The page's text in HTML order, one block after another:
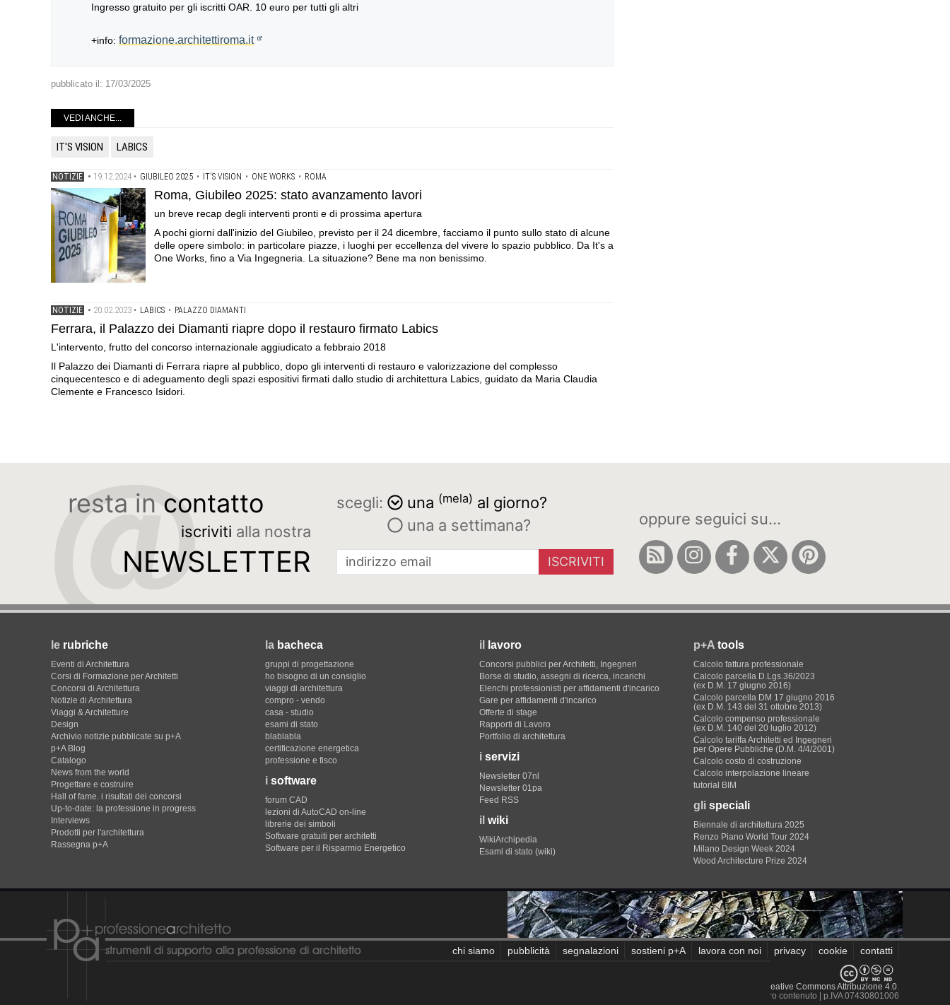
Ingresso gratuito per gli iscritti OAR. 10 euro per tutti gli altri
+info: formazione.architettiroma.it
pubblicato il: 17/03/2025
VEDI ANCHE...
IT'S VISION LABICS
NOTIZIE • 19.12.2024 • GIUBILEO 2025 • IT'S VISION • ONE WORKS • ROMA
Roma, Giubileo 2025: stato avanzamento lavori
un breve recap degli interventi pronti e di prossima apertura
A pochi giorni dall'inizio del Giubileo, previsto per il 24 dicembre, facciamo il punto sullo stato di alcune
delle opere simbolo: in particolare piazze, i luoghi per eccellenza del vivere lo spazio pubblico. Da It's a
One Works, fino a Via Ingegneria. La situazione? Bene ma non benissimo.
NOTIZIE • 20.02.2023 • LABICS • PALAZZO DIAMANTI
Ferrara, il Palazzo dei Diamanti riapre dopo il restauro firmato Labics
L'intervento, frutto del concorso internazionale aggiudicato a febbraio 2018
Il Palazzo dei Diamanti di Ferrara riapre al pubblico, dopo gli interventi di restauro e valorizzazione del complesso
cinquecentesco e di adeguamento degli spazi espositivi firmati dallo studio di architettura Labics, guidato da Maria Claudia
Clemente e Francesco Isidori.
resta in contatto
iscriviti alla nostra
NEWSLETTER
scegli: una (mela) al giorno?
una a settimana?
ISCRIVITI
oppure seguici su...
le rubriche
Eventi di Architettura
Corsi di Formazione per Architetti
Concorsi di Architettura
Notizie di Architettura
Viaggi & Architetture
Design
Archivio notizie pubblicate su p+A
p+A Blog
Catalogo
News from the world
Progettare e costruire
Hall of fame. i risultati dei concorsi
Up-to-date: la professione in progress
Interviews
Prodotti per l'architettura
Rassegna p+A
la bacheca
gruppi di progettazione
ho bisogno di un consiglio
viaggi di architettura
compro - vendo
casa - studio
esami di stato
blablabla
certificazione energetica
professione e fisco
i software
forum CAD
lezioni di AutoCAD on-line
librerie dei simboli
Software gratuiti per architetti
Software per il Risparmio Energetico
il lavoro
Concorsi pubblici per Architetti, Ingegneri
Borse di studio, assegni di ricerca, incarichi
Elenchi professionisti per affidamenti d'incarico
Gare per affidamenti d'incarico
Offerte di stage
Rapporti di Lavoro
Portfolio di architettura
i servizi
Newsletter 07nl
Newsletter 01pa
Feed RSS
il wiki
WikiArchipedia
Esami di stato (wiki)
p+A tools
Calcolo fattura professionale
Calcolo parcella D.Lgs.36/2023
(ex D.M. 17 giugno 2016)
Calcolo parcella DM 17 giugno 2016
(ex D.M. 143 del 31 ottobre 2013)
Calcolo compenso professionale
(ex D.M. 140 del 20 luglio 2012)
Calcolo tariffa Architetti ed Ingegneri
per Opere Pubbliche (D.M. 4/4/2001)
Calcolo costo di costruzione
Calcolo interpolazione lineare
tutorial BIM
gli speciali
Biennale di architettura 2025
Renzo Piano World Tour 2024
Milano Design Week 2024
Wood Architecture Prize 2024
chi siamo pubblicità segnalazioni sostieni p+A lavora con noi privacy cookie contatti
Licenza Creative Commons Attribuzione 4.0.
professioneArchitetto non è collegato ai siti recensiti e non è responsabile del loro contenuto | p.IVA 07430801006